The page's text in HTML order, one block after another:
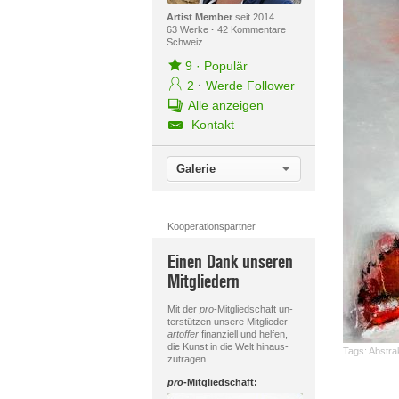
Artist Memberseit 2014
63 Werke · 42 Kommentare
Schweiz
9· Populär
2 · Werde Follower
Alle anzeigen
Kontakt
Galerie
Kooperationspartner
Einen Dank unseren
Mitgliedern
Mit der pro-Mitgliedschaft un-
terstützen unsere Mitglieder
artofferfinanziell und helfen,
die Kunst in die Welt hinaus-
zutragen.
pro-Mitgliedschaft:
Tags: